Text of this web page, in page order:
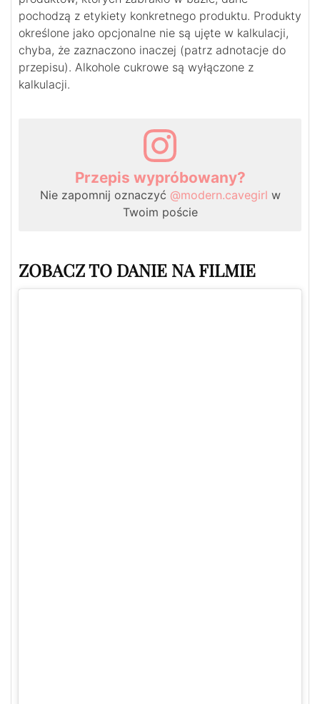
pochodzą z etykiety konkretnego produktu. Produkty
określone jako opcjonalne nie są ujęte w kalkulacji,
chyba, że zaznaczono inaczej (patrz adnotacje do
przepisu). Alkohole cukrowe są wyłączone z
kalkulacji.
Przepis wypróbowany?
Nie zapomnij oznaczyć @modern.cavegirl w
Twoim poście
ZOBACZ TO DANIE NA FILMIE